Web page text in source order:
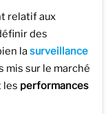
relatif aux
des
la surveillance
sur le marché
les performances